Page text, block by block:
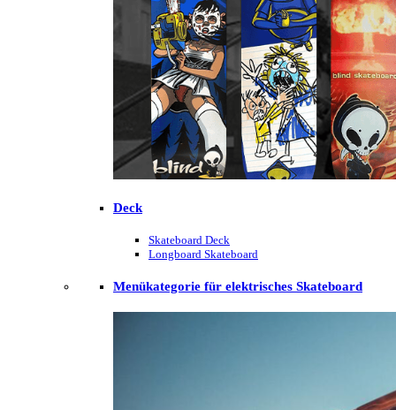
Deck
Skateboard Deck
Longboard Skateboard
Menükategorie für elektrisches Skateboard